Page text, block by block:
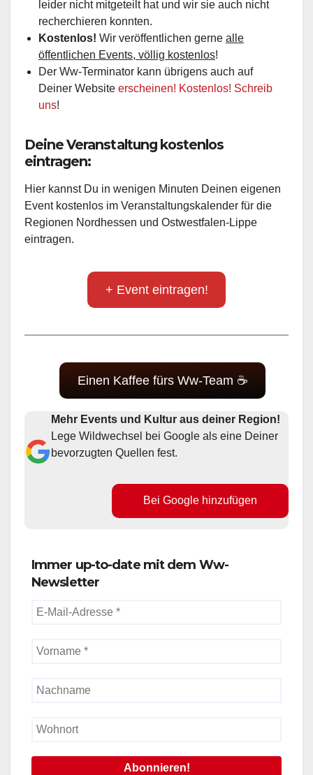
leider nicht mitgeteilt hat und wir sie auch nicht
recherchieren konnten.
Kostenlos! Wir veröffentlichen gerne alle
öffentlichen Events, völlig kostenlos!
Der Ww-Terminator kann übrigens auch auf
Deiner Website erscheinen! Kostenlos! Schreib
uns!
Deine Veranstaltung kostenlos
eintragen:
Hier kannst Du in wenigen Minuten Deinen eigenen
Event kostenlos im Veranstaltungskalender für die
Regionen Nordhessen und Ostwestfalen-Lippe
eintragen.
+ Event eintragen!
Einen Kaffee fürs Ww-Team ☕
Mehr Events und Kultur aus deiner Region!
Lege Wildwechsel bei Google als eine Deiner
bevorzugten Quellen fest.
Bei Google hinzufügen
Immer up-to-date mit dem Ww-
Newsletter